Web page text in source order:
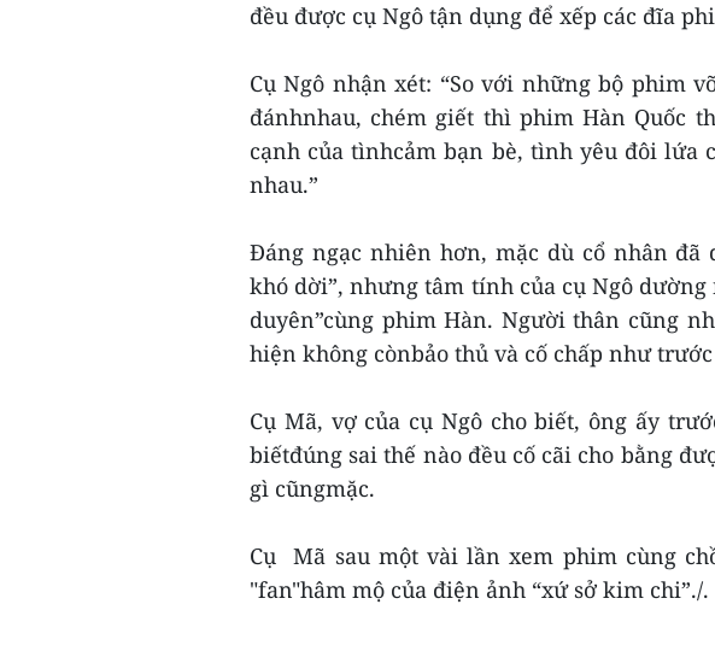
đều được cụ Ngô tận dụng để xếp các đĩa
Cụ Ngô nhận xét: “So với những bộ phim
đánhnhau, chém giết thì phim Hàn Quốc
cạnh của tìnhcảm bạn bè, tình yêu đôi
nhau.”
Đáng ngạc nhiên hơn, mặc dù cổ nhân đã
khó dời”, nhưng tâm tính của cụ Ngô
duyên”cùng phim Hàn. Người thân cũng
hiện không cònbảo thủ và cố chấp như
Cụ Mã, vợ của cụ Ngô cho biết, ông ấy
biếtđúng sai thế nào đều cố cãi cho bằng
gì cũngmặc.
Cụ Mã sau một vài lần xem phim cùng
"fan"hâm mộ của điện ảnh “xứ sở kim chi”./.